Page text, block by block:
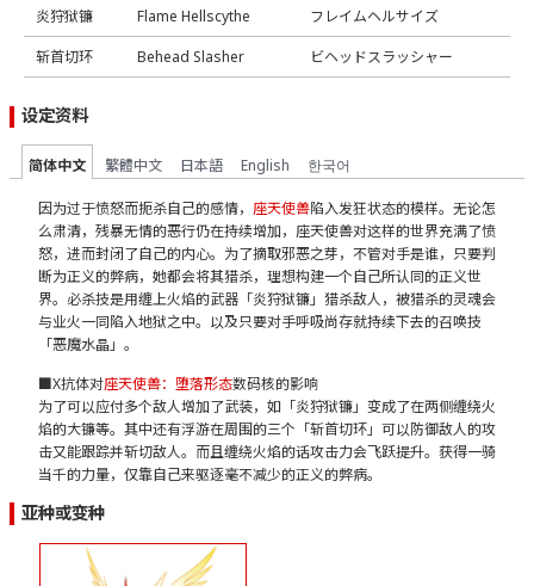
炎狩狱镰
Flame Hellscythe
フレイムヘルサイズ
斩首切环
Behead Slasher ビヘッドスラッシャー
设定资料
简体中文 繁體中文 日本語 English 한국어
因为过于愤怒而扼杀自己的感情， 座天使兽陷入发狂状态的模样。无论怎
么肃清，残暴无情的恶行仍在持续增加，座天使兽对这样的世界充满了愤
怒，进而封闭了自己的内心。为了摘取邪恶之芽，不管对手是谁，只要判
断为正义的弊病，她都会将其猎杀，理想构建一个自己所认同的正义世
界。必杀技是用缠上火焰的武器「炎狩狱镰」猎杀敌人，被猎杀的灵魂会
与业火一同陷入地狱之中。以及只要对手呼吸尚存就持续下去的召唤技
「恶魔水晶」。
■X抗体对座天使兽：堕落形态数码核的影响
为了可以应付多个敌人增加了武装，如「炎狩狱镰」变成了在两侧缠绕火
焰的大镰等。其中还有浮游在周围的三个「斩首切环」可以防御敌人的攻
击又能跟踪并斩切敌人。而且缠绕火焰的话攻击力会飞跃提升。获得一骑
当千的力量，仅靠自己来驱逐毫不减少的正义的弊病。
亚种或变种